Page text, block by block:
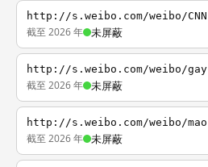
http://s.weibo.com/weibo/CNN
截至 2026 年 未屏蔽
http://s.weibo.com/weibo/gay
截至 2026 年 未屏蔽
http://s.weibo.com/weibo/mao
截至 2026 年 未屏蔽